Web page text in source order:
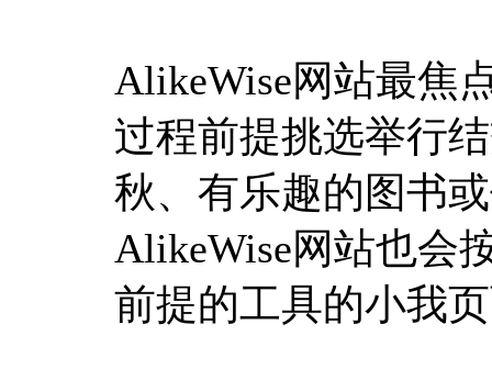
AlikeWise网站最焦
过程前提挑选举行
秋、有乐趣的图书
AlikeWise网站也会
前提的工具的小我